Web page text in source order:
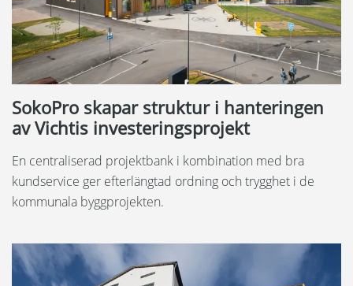
SokoPro skapar struktur i hanteringen
av Vichtis investeringsprojekt
En centraliserad projektbank i kombination med bra
kundservice ger efterlängtad ordning och trygghet i de
kommunala byggprojekten.